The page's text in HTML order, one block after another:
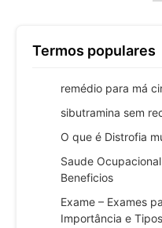
Termos populares
remédio para má
sibutramina sem
O que é Distrofia
Saude
Beneficios
Exame – Exames
Importância e Tipos